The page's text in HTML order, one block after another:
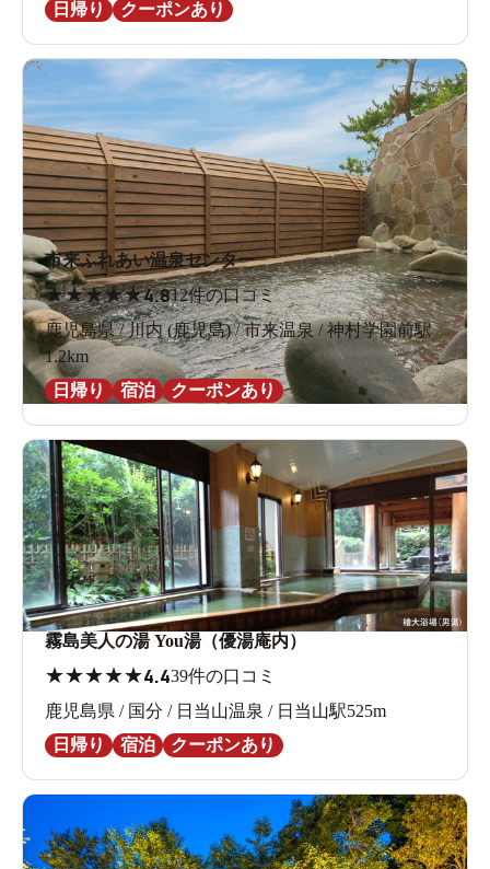
日帰り クーポンあり
市来ふれあい温泉センター
★★★★★4.812件の口コミ
鹿児島県 / 川内 (鹿児島) / 市来温泉 / 神村学園前駅
1.2km
日帰り
宿泊 クーポンあり
霧島美人の湯 You湯（優湯庵内）
★★★★★4.439件の口コミ
鹿児島県 / 国分 / 日当山温泉 / 日当山駅525m
日帰り
宿泊 クーポンあり